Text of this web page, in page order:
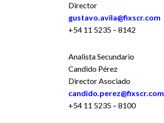
Director
gustavo.avila@fixscr.com
+54 11 5235 – 8142
Analista Secundario
Candido Pérez
Director Asociado
candido.perez@fixscr.com
+54 11 5235 – 8100